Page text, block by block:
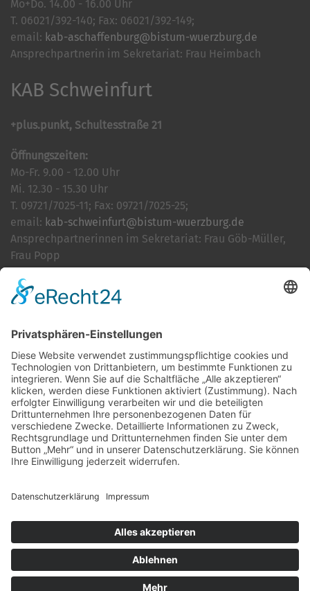
Mo+Do. 14.00 - 16.00 Uhr
T. 06021/392-140; Fax: 06021/392-149;
email: kab-aschaffenburg@bistum-wuerzburg.de
Ansprechpartnerin im Sekretariat: Frau Heimbach
KAB Schweinfurt
+plus.punkt, Schultesstraße 21
Öffnungszeiten:
Mo-Fr. 9.00 - 12.00 Uhr
Mi. 12.30 - 15.30 Uhr
T. 09721/7025-11; Fax: 09721/7025-25;
email: kab-schweinfurt@bistum-wuerzburg.de
Ansprechpartnerinnen im Sekretariat: Frau Göb-Müller,
Frau Popp
Cookie-Einstellungen
Kontakt
Login
Impressum